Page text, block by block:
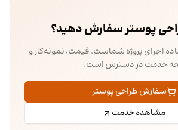
پوستر سفارش دهید؟
اجرای پروژه شماست. قیمت، نمونه‌کار و
خدمت در دسترس است.
سفارش طراحی پوستر
مشاهده خدمت